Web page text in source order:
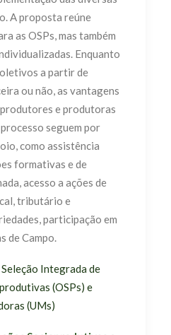
A proposta reúne
as OSPs, mas também
Enquanto
a partir de
ou não, as vantagens
e produtoras
seguem por
como assistência
formativas e de
acesso a ações de
tributário e
participação em
de Campo.
Integrada de
(OSPs) e
(UMs)